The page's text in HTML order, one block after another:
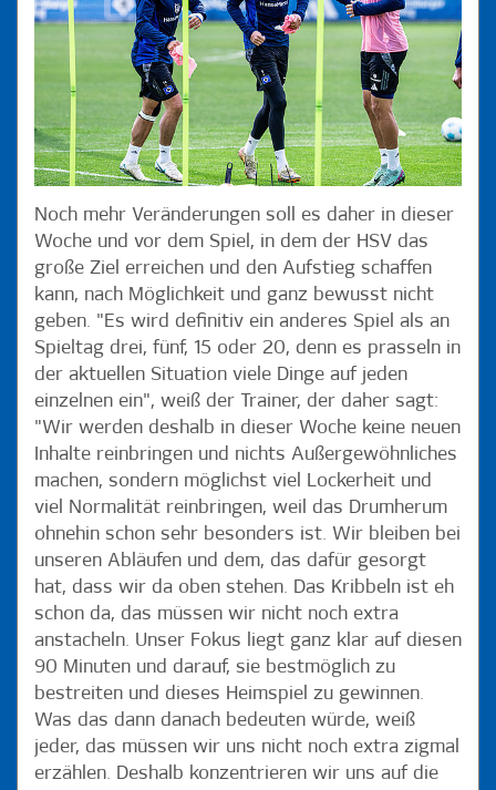
Noch mehr Veränderungen soll es daher in dieser
Woche und vor dem Spiel, in dem der HSV das
große Ziel erreichen und den Aufstieg schaffen
kann, nach Möglichkeit und ganz bewusst nicht
geben. "Es wird definitiv ein anderes Spiel als an
Spieltag drei, fünf, 15 oder 20, denn es prasseln in
der aktuellen Situation viele Dinge auf jeden
einzelnen ein", weiß der Trainer, der daher sagt:
"Wir werden deshalb in dieser Woche keine neuen
Inhalte reinbringen und nichts Außergewöhnliches
machen, sondern möglichst viel Lockerheit und
viel Normalität reinbringen, weil das Drumherum
ohnehin schon sehr besonders ist. Wir bleiben bei
unseren Abläufen und dem, das dafür gesorgt
hat, dass wir da oben stehen. Das Kribbeln ist eh
schon da, das müssen wir nicht noch extra
anstacheln. Unser Fokus liegt ganz klar auf diesen
90 Minuten und darauf, sie bestmöglich zu
bestreiten und dieses Heimspiel zu gewinnen.
Was das dann danach bedeuten würde, weiß
jeder, das müssen wir uns nicht noch extra zigmal
erzählen. Deshalb konzentrieren wir uns auf die